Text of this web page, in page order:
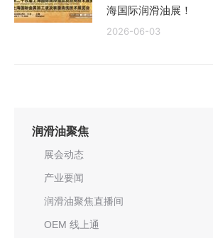
海国际润滑油展！
2026-06-03
润滑油聚焦
展会动态
产业要闻
润滑油聚焦直播间
OEM 线上通